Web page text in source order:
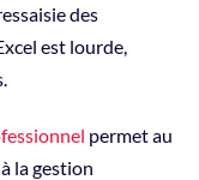
des
est lourde,
permet au
la gestion